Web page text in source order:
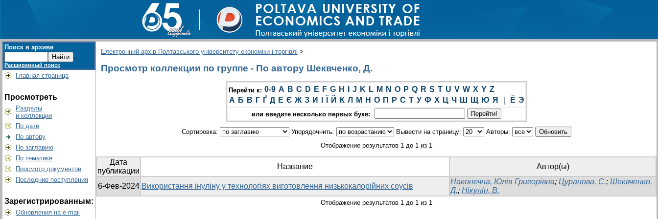
Поиск в архиве
Расширенный поиск
Главная страница
Просмотреть
Разделы
и коллекции
По дате
По автору
По заглавию
По тематике
Просмотр документов
Последние поступления
Зарегистрированным:
Обновления на e-mail
Електронний архів Полтавського університету економіки і торгівлі >
Просмотр коллекции по группе - По автору Шеквченко, Д.
Перейти к: 0-9 A B C D E F G H J K L M N O P Q R S T U V W X Y Z
А Б В Г Ґ Д Е Є Ж З И Й К Л М Н О П Р С Т У Ф Х Ц Ч Ш Щ Ю Я Ё Э
или введите несколько первых букв:
Сортировка: Упорядочнить: Вывести на страницу:
Авторы:
Отображение результатов 1 до 1 из 1
Дата
публикации
Название Автор(ы)
6-Фев-2024 Використання інуліну у технологіях виготовлення низькокалорійних соусів
Наконечна, Юлія Григорівна; Цуранова, С.; Шеквченко,
Д.; Нікулін, В.
Отображение результатов 1 до 1 из 1